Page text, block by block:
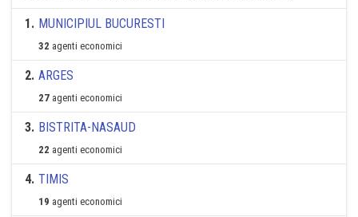
1. MUNICIPIUL BUCURESTI
32 agenti economici
2. ARGES
27 agenti economici
3. BISTRITA-NASAUD
22 agenti economici
4. TIMIS
19 agenti economici